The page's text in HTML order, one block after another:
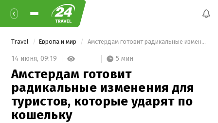
Travel Европа и мир Амстердам готовит радикальные изменения для туристов, которые ударят по кошельку
14 июня, 09:19 5 мин
Амстердам готовит
радикальные изменения для
туристов, которые ударят по
кошельку